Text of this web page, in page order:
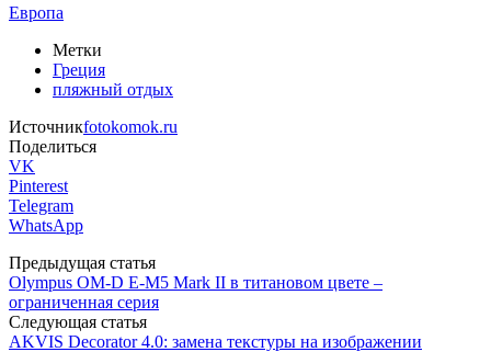
Европа
Метки
Греция
пляжный отдых
Источникfotokomok.ru
Поделиться
VK
Pinterest
Telegram
WhatsApp
Предыдущая статья
Olympus OM-D E-M5 Mark II в титановом цвете –
ограниченная серия
Следующая статья
AKVIS Decorator 4.0: замена текстуры на изображении